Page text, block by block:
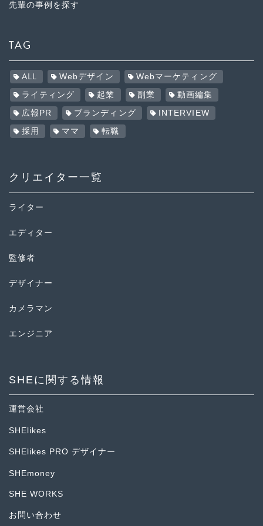
先輩の事例を探す
TAG
ALL Webデザイン Webマーケティング
ライティング 起業 副業 動画編集
広報PR ブランディング INTERVIEW
採用 ママ 転職
クリエイター一覧
ライター
エディター
監修者
デザイナー
カメラマン
エンジニア
SHEに関する情報
運営会社
SHElikes
SHElikes PRO デザイナー
SHEmoney
SHE WORKS
お問い合わせ